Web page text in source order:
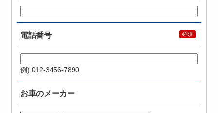
電話番号
例) 012-3456-7890
お車のメーカー